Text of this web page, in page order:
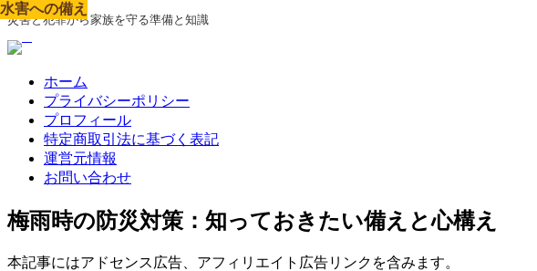
災害と犯罪から家族を守る準備と知識
ホーム
プライバシーポリシー
プロフィール
特定商取引法に基づく表記
運営元情報
お問い合わせ
梅雨時の防災対策：知っておきたい備えと心構え
本記事にはアドセンス広告、アフィリエイト広告リンクを含みます。
水害への備え
水害への備え
水害への備え
水害への備え
水害への備え
水害への備え
水害への備え
水害への備え
水害への備え